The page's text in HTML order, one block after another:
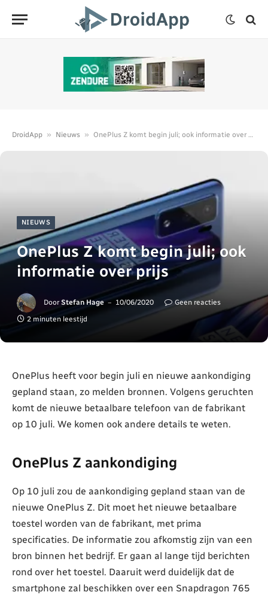
DroidApp » Nieuws » OnePlus Z komt begin juli; ook informatie over prijs
NIEUWS
OnePlus Z komt begin juli; ook
informatie over prijs
Door Stefan Hage 10/06/2020
Geen reacties
2 minuten leestijd
OnePlus heeft voor begin juli en nieuwe aankondiging
gepland staan, zo melden bronnen. Volgens geruchten
komt de nieuwe betaalbare telefoon van de fabrikant
op 10 juli. We komen ook andere details te weten.
OnePlus Z aankondiging
Op 10 juli zou de aankondiging gepland staan van de
nieuwe OnePlus Z. Dit moet het nieuwe betaalbare
toestel worden van de fabrikant, met prima
specificaties. De informatie zou afkomstig zijn van een
bron binnen het bedrijf. Er gaan al lange tijd berichten
rond over het toestel. Daaruit werd duidelijk dat de
smartphone zal beschikken over een Snapdragon 765